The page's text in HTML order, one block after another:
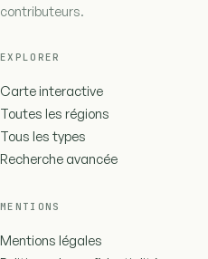
contributeurs.
EXPLORER
Carte interactive
Toutes les régions
Tous les types
Recherche avancée
MENTIONS
Mentions légales